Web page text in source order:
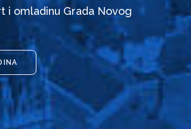
i omladinu Grada Novog